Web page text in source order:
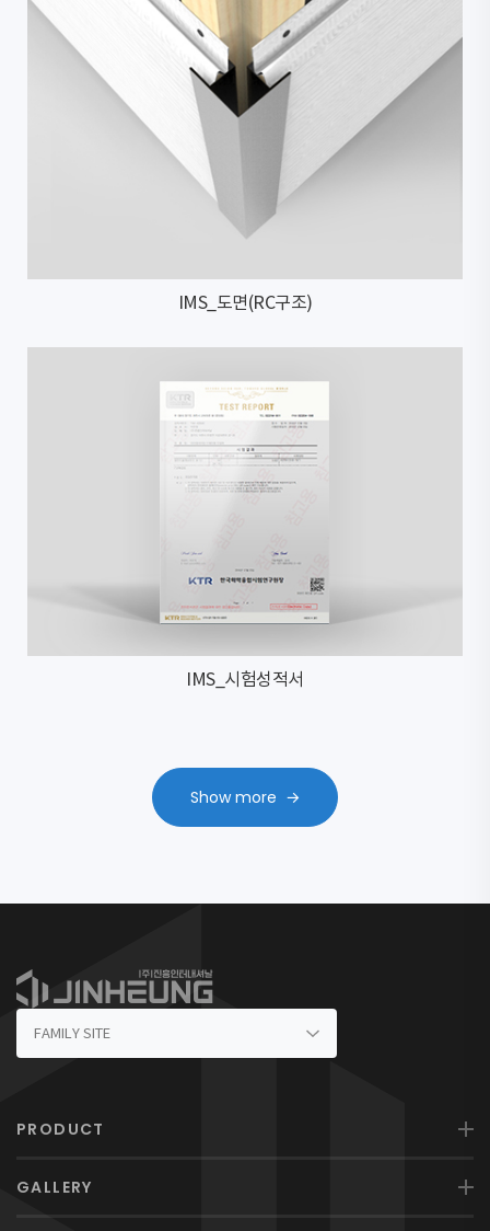
IMS_도면(RC구조)
IMS_시험성적서
Show more
PRODUCT
GALLERY